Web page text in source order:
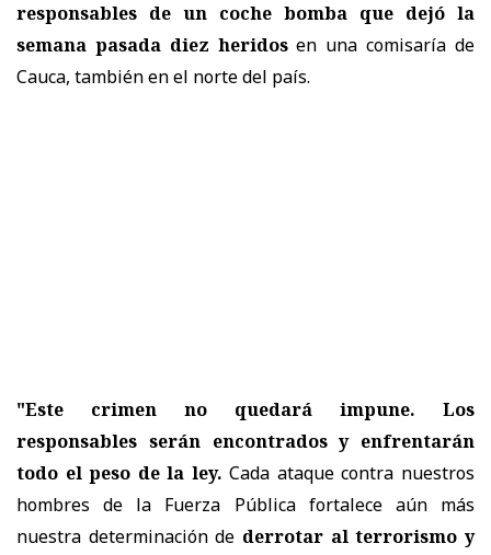
responsables de un coche bomba que dejó la
semana pasada diez heridosen una comisaría de
Cauca, también en el norte del país.
"Este crimen no quedará impune. Los
responsables serán encontrados y enfrentarán
todo el peso de la ley. Cada ataque contra nuestros
hombres de la Fuerza Pública fortalece aún más
nuestra determinación de derrotar al terrorismo y